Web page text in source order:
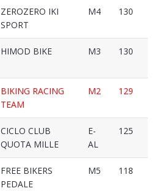
ZEROZERO IKI
SPORT
M4 130
HIMOD BIKE M3 130
BIKING RACING
TEAM
M2 129
CICLO CLUB
QUOTA MILLE
E-
AL
125
FREE BIKERS
PEDALE
M5 118